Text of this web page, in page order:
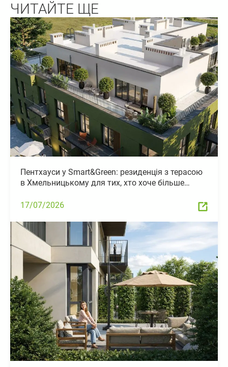
ЧИТАЙТЕ ЩЕ
Пентхауси у Smart&Green: резиденція з терасою
в Хмельницькому для тих, хто хоче більше…
17/07/2026